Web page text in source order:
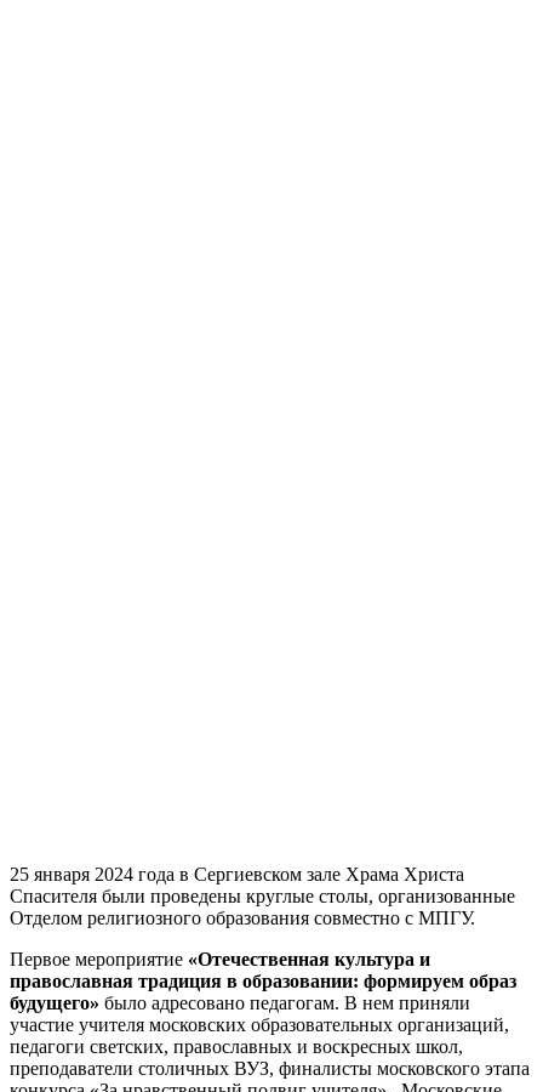
25 января 2024 года в Сергиевском зале Храма Христа
Спасителя были проведены круглые столы, организованные
Отделом религиозного образования совместно с МПГУ.
Первое мероприятие «Отечественная культура и
православная традиция в образовании: формируем образ
будущего» было адресовано педагогам. В нем приняли
участие учителя московских образовательных организаций,
педагоги светских, православных и воскресных школ,
преподаватели столичных ВУЗ, финалисты московского этапа